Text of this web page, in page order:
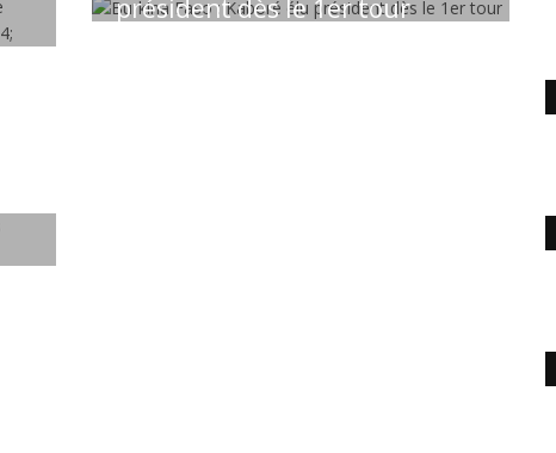
président dès le 1er tour